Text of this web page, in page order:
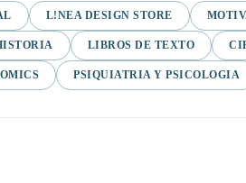
L!NEA DESIGN STORE
LIBROS DE TEXTO
PSIQUIATRIA Y PSICOLOGIA